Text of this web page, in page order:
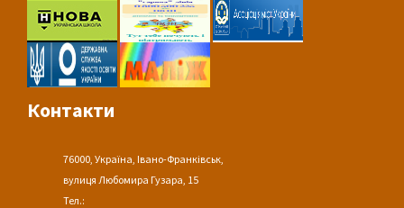
Контакти
76000, Україна, Івано-Франківськ,
вулиця Любомира Гузара, 15
Тел.: